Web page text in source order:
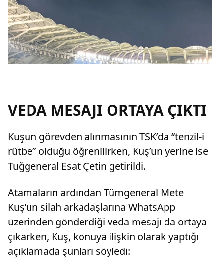
VEDA MESAJI ORTAYA ÇIKTI
Kuşun görevden alınmasının TSK’da “tenzil-i
rütbe” olduğu öğrenilirken, Kuş’un yerine ise
Tuğgeneral Esat Çetin getirildi.
Atamaların ardından Tümgeneral Mete
Kuş’un silah arkadaşlarına WhatsApp
üzerinden gönderdiği veda mesajı da ortaya
çıkarken, Kuş, konuya ilişkin olarak yaptığı
açıklamada şunları söyledi: